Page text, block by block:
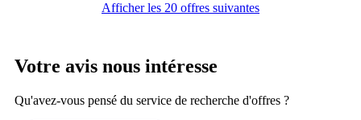
Afficher les 20 offres suivantes
Votre avis nous intéresse
Qu'avez-vous pensé du service de recherche d'offres ?